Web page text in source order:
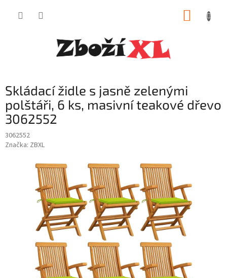
Skládací židle s jasně zelenými
polštáři, 6 ks, masivní teakové dřevo
3062552
3062552
Značka: ZBXL